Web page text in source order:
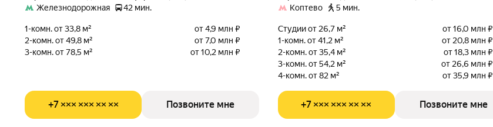
Железнодорожная
42 мин.
1-комн. от 33,8 м²
от 4,9 млн ₽
2-комн. от 49,8 м²
от 7,0 млн ₽
3-комн. от 78,5 м²
от 10,2 млн ₽
+7 ××× ××× ×× ×× Позвоните мне
Коптево
5 мин.
Студии от 26,7 м²
от 16,0 млн ₽
1-комн. от 41,2 м²
от 20,8 млн ₽
2-комн. от 35,4 м²
от 18,3 млн ₽
3-комн. от 54,2 м²
от 26,6 млн ₽
4-комн. от 82 м²
от 35,9 млн ₽
+7 ××× ××× ×× ×× Позвоните мне